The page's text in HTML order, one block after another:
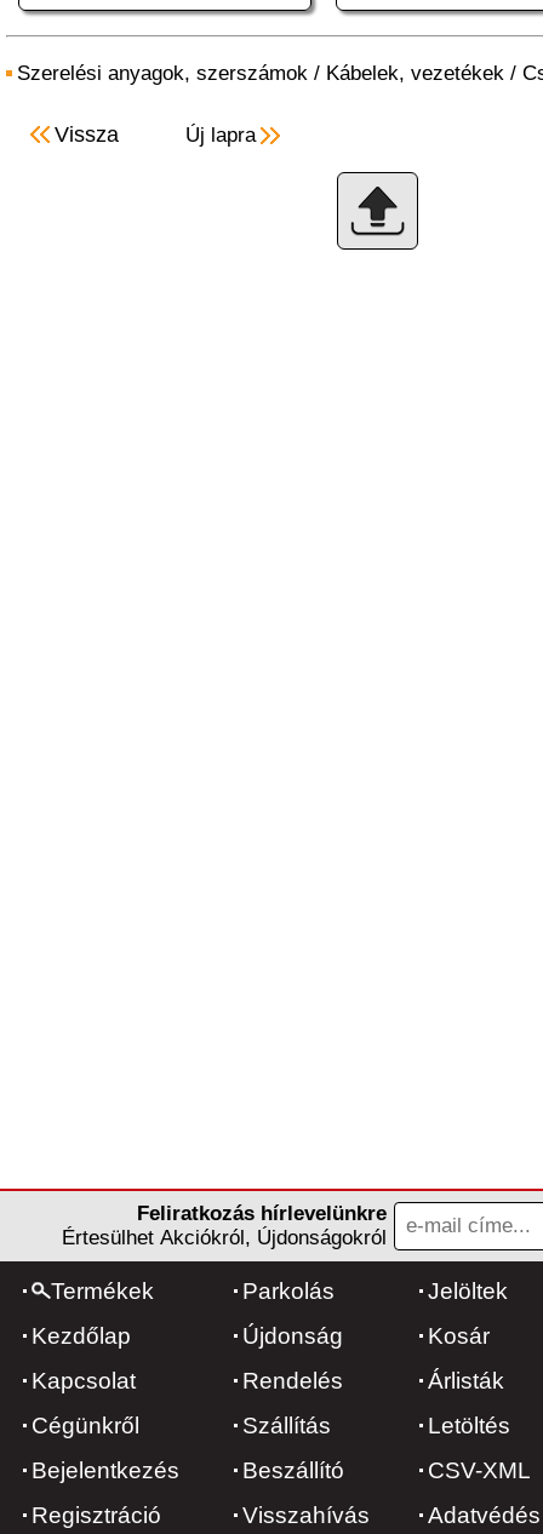
Szerelési anyagok, szerszámok / Kábelek, vezetékek /
Vissza Új lapra
Feliratkozás hírlevelünkre
Értesülhet Akciókról, Újdonságokról
Termékek
Kezdőlap
Kapcsolat
Cégünkről
Bejelentkezés
Regisztráció
Parkolás
Újdonság
Rendelés
Szállítás
Beszállító
Visszahívás
Jelöltek
Kosár
Árlisták
Letöltés
CSV-XML
Adatvédés